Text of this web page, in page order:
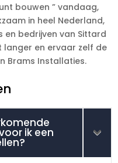
bouwen ” vandaag,
in heel Nederland,
en bedrijven van Sittard
langer en ervaar zelf de
Brams Installaties.
ik een